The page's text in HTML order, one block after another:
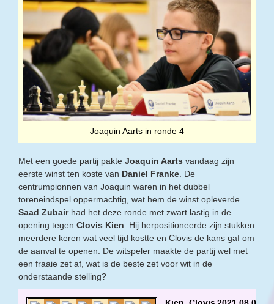
Joaquin Aarts in ronde 4
Met een goede partij pakte Joaquin Aarts vandaag zijn
eerste winst ten koste van Daniel Franke . De
centrumpionnen van Joaquin waren in het dubbel
toreneindspel oppermachtig, wat hem de winst opleverde.
Saad Zubairhad het deze ronde met zwart lastig in de
opening tegen Clovis Kien . Hij herpositioneerde zijn stukken
meerdere keren wat veel tijd kostte en Clovis de kans gaf om
de aanval te openen. De witspeler maakte de partij wel met
een fraaie zet af, wat is de beste zet voor wit in de
onderstaande stelling?